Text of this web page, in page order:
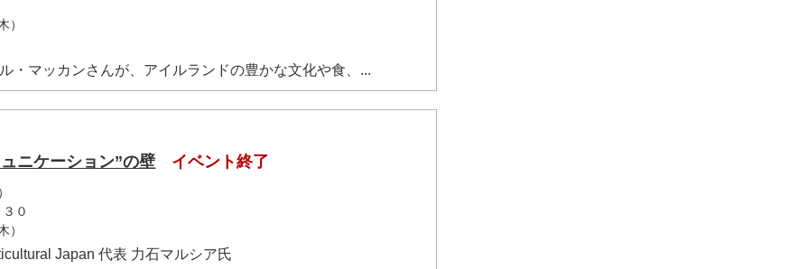
）
・マッカンさんが、アイルランドの豊かな文化や食、...
ニケーション”の壁 イベント終了
０
）
Japan 代表 力石マルシア氏